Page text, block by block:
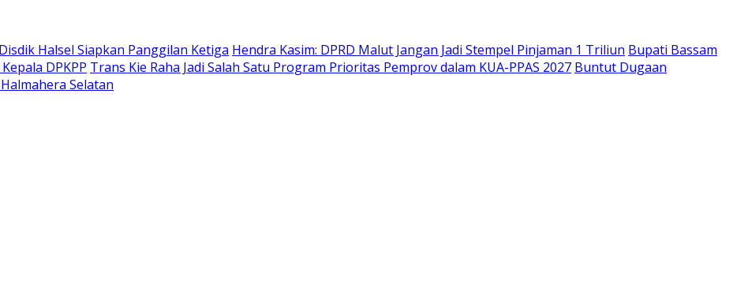
Halsel Siapkan Panggilan Ketiga Hendra Kasim: DPRD Malut Jangan Jadi Stempel Pinjaman 1 Triliun Bupati Bassam
DPKPP Trans Kie Raha Jadi Salah Satu Program Prioritas Pemprov dalam KUA-PPAS 2027 Buntut Dugaan
Selatan